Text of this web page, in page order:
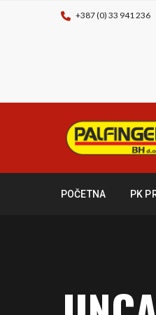
+387 (0) 33 941 236
POČETNA PK